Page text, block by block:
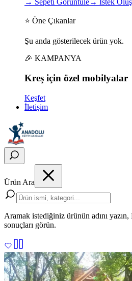
→ Sepeti Görüntüle→ İstek
⭐ Öne Çıkanlar
Şu anda gösterilecek ürün yok.
🎉 KAMPANYA
Kreş için özel mobilyalar
Keşfet
İletişim
Ürün Ara
Aramak istediğiniz ürünün adını
sonuçları görün.